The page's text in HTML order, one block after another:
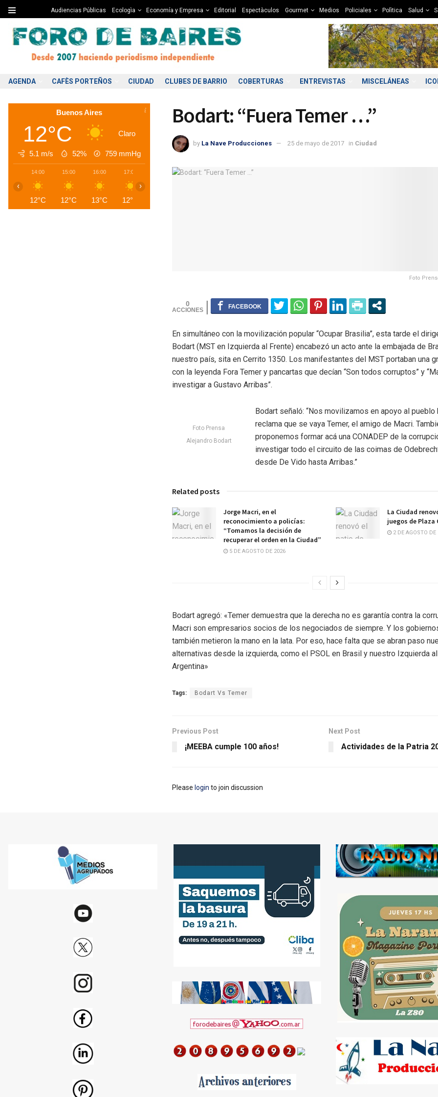
Audiencias Públicas Ecologìa Economía y Empresa Editorial Espectàculos Gourmet Medios Policiales Polìtica Salud
AGENDA CAFÈS PORTEÑOS CIUDAD CLUBES DE BARRIO COBERTURAS ENTREVISTAS MISCELÁNEAS
Bodart: “Fuera Temer …”
by La Nave Producciones 25 de mayo de 2017 in Ciudad
Foto
0
En simultáneo con la movilización popular “Ocupar Brasilia”, esta tarde el
Bodart (MST en Izquierda al Frente) encabezó un acto ante la embajada de
nuestro país, sita en Cerrito 1350. Los manifestantes del MST portaban una
con la leyenda Fora Temer y pancartas que decían “Son todos corruptos” y
investigar a Gustavo Arribas”.
Foto Prensa
Alejandro Bodart
Bodart señaló: “Nos movilizamos en apoyo al
reclama que se vaya Temer, el amigo de Macri.
proponemos formar acá una CONADEP de la
investigar todo el circuito de las coimas de
desde De Vido hasta Arribas.”
Related posts
Jorge Macri, en el
reconocimiento a policías:
“Tomamos la decisión de
recuperar el orden en la Ciudad”
5 DE AGOSTO DE 2026
La Ciudad
juegos de
2 DE AGOSTO DE
Bodart agregó: «Temer demuestra que la derecha no es garantía contra la
Macri son empresarios socios de los negociados de siempre. Y los
también metieron la mano en la lata. Por eso, hace falta que se abran paso
alternativas desde la izquierda, como el PSOL en Brasil y nuestro Izquierda
Argentina»
Tags: Bodart Vs Temer
Previous Post
¡MEEBA cumple 100 años!
Next Post
Actividades de la Patria
Please login to join discussion
Buenos Aires
12°C Claro
5.1 m/s 52% 759 mmHg
14:00
12°C
15:00
12°C
16:00
13°C
17:00
12°C
19:00 20:00 21:00
‹ ›